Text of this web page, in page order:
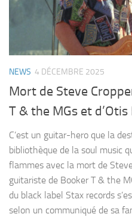
NEWS 4 DÉCEMBRE 2025
Mort de Steve
T & the MGs et
C’est un guitar-hero que la
bibliothèque de la soul music
flammes avec la mort de
guitariste de Booker T & the
du black label Stax records
selon un communiqué de sa